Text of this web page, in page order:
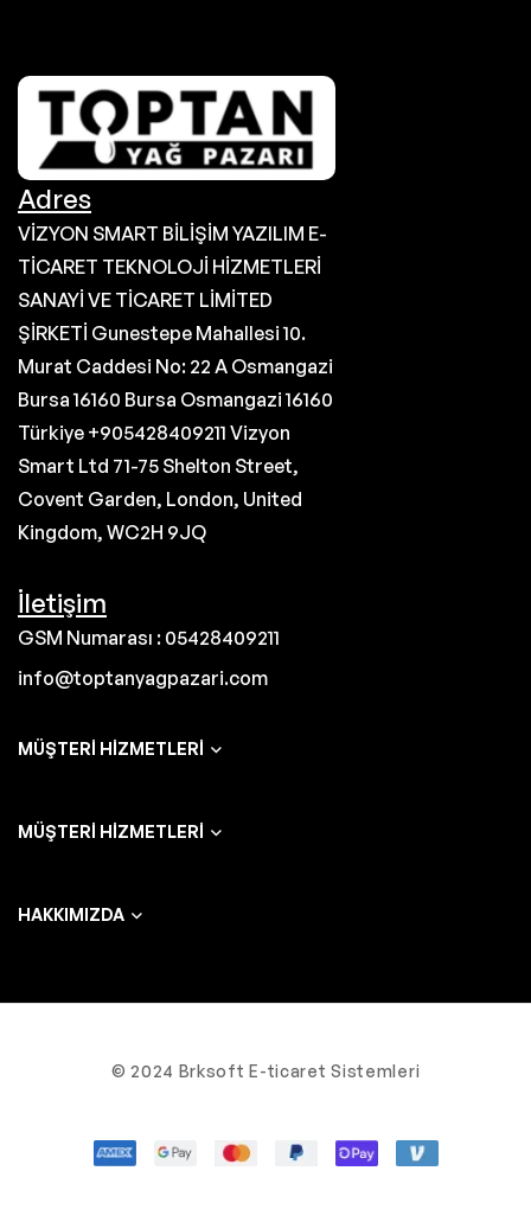
Adres
VİZYON SMART BİLİŞİM YAZILIM E-
TİCARET TEKNOLOJİ HİZMETLERİ
SANAYİ VE TİCARET LİMİTED
ŞİRKETİ Gunestepe Mahallesi 10.
Murat Caddesi No: 22 A Osmangazi
Bursa 16160 Bursa Osmangazi 16160
Türkiye +905428409211 Vizyon
Smart Ltd 71-75 Shelton Street,
Covent Garden, London, United
Kingdom, WC2H 9JQ
İletişim
GSM Numarası : 05428409211
info@toptanyagpazari.com
MÜŞTERI HIZMETLERI
MÜŞTERI HIZMETLERI
HAKKIMIZDA
© 2024 Brksoft E-ticaret Sistemleri